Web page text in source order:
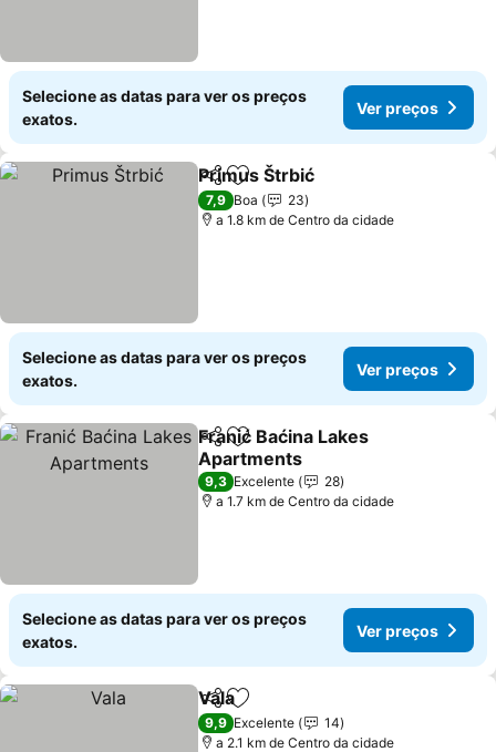
Selecione as datas para ver os preços
exatos.
Ver preços
PartilharAdicionar aos favoritos
Primus Štrbić
7,9 Boa
23
a 1.8 km de Centro da cidade
Selecione as datas para ver os preços
exatos.
Ver preços
PartilharAdicionar aos favoritos
Franić Baćina Lakes
Apartments
Ver preços
9,3 Excelente
28
a 1.7 km de Centro da cidade
Selecione as datas para ver os preços
exatos.
Ver preços
PartilharAdicionar aos favoritos
Vala
9,9 Excelente
14
a 2.1 km de Centro da cidade